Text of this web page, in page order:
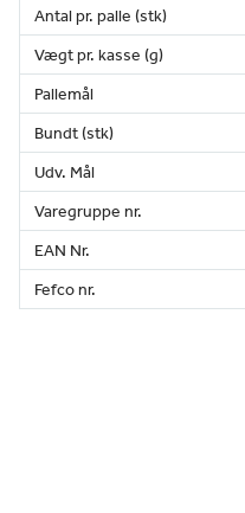
Antal pr. palle (stk)
Vægt pr. kasse (g)
Pallemål
Bundt (stk)
Udv. Mål
Varegruppe nr.
EAN Nr.
Fefco nr.